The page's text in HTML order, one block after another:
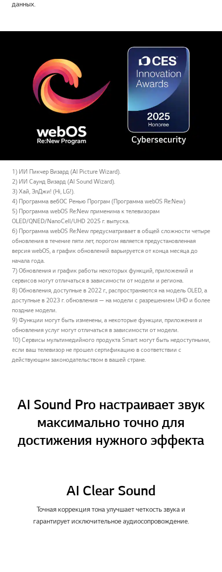
данных.
1) ИИ Пикчер Визард (AI Picture Wizard).
2) ИИ Саунд Визард (AI Sound Wizard).
3) Хай, ЭлДжи! (Hi, LG!).
4) Программа вебОС Ренью Програм (Программа webOS Re:New)
5) Программа webOS Re:New применима к телевизорам
OLED/QNED/NanoCell/UHD 2025 г. выпуска.
6) Программа webOS Re:New предусматривает в общей сложности четыре
обновления в течение пяти лет, порогом является предустановленная
версия webOS, а график обновлений варьируется от конца месяца до
начала года.
7) Обновления и график работы некоторых функций, приложений и
сервисов могут отличаться в зависимости от модели и региона.
8) Обновления, доступные в 2022 г., распространяются на модель OLED, а
доступные в 2023 г. обновления — на модели с разрешением UHD и более
поздние модели.
9) Функции могут быть изменены, а некоторые функции, приложения и
обновления услуг могут отличаться в зависимости от модели.
10) Сервисы мультимедийного продукта Smart могут быть недоступными,
если ваш телевизор не прошел сертификацию в соответствии с
действующим законодательством в вашей стране.
AI Sound Pro настраивает звук
максимально точно для
достижения нужного эффекта
AI Clear Sound
Точная коррекция тона улучшает четкость звука и
гарантирует исключительное аудиосопровождение.